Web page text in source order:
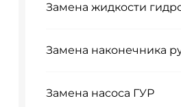
Замена жидкости
Замена наконечника
Замена насоса ГУР